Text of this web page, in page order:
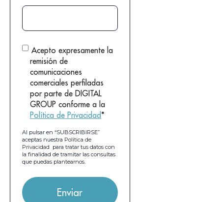
Acepto expresamente la
remisión de
comunicaciones
comerciales perfiladas
por parte de DIGITAL
GROUP conforme a la
Política de Privacidad*
Al pulsar en “SUBSCRIBIRSE”
aceptas nuestra Política de
Privacidad para tratar tus datos con
la finalidad de tramitar las consultas
que puedas plantearnos.